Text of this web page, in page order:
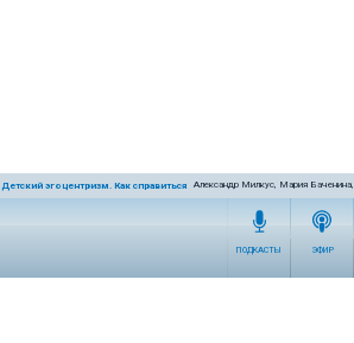
Детский эгоцентризм. Как справиться с ним родителям?
Александр Милкус, Мария Баченина,
ПОДКАСТЫ ЭФИР